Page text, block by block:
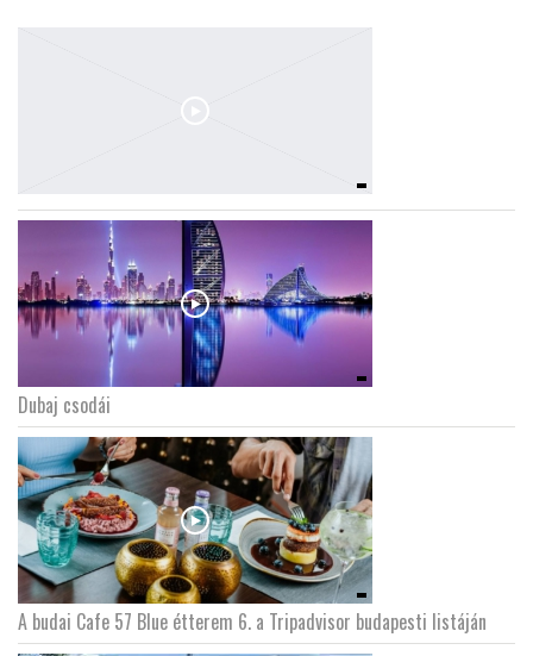
Dubaj csodái
A budai Cafe 57 Blue étterem 6. a Tripadvisor budapesti listáján